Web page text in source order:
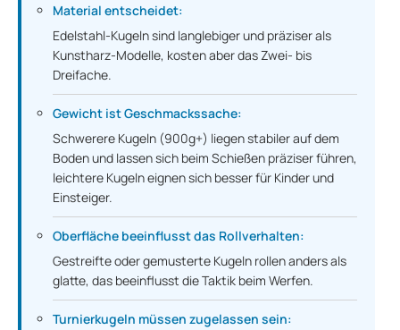
Material entscheidet:
Edelstahl-Kugeln sind langlebiger und präziser als
Kunstharz-Modelle, kosten aber das Zwei- bis
Dreifache.
Gewicht ist Geschmackssache:
Schwerere Kugeln (900g+) liegen stabiler auf dem
Boden und lassen sich beim Schießen präziser führen,
leichtere Kugeln eignen sich besser für Kinder und
Einsteiger.
Oberfläche beeinflusst das Rollverhalten:
Gestreifte oder gemusterte Kugeln rollen anders als
glatte, das beeinflusst die Taktik beim Werfen.
Turnierkugeln müssen zugelassen sein: